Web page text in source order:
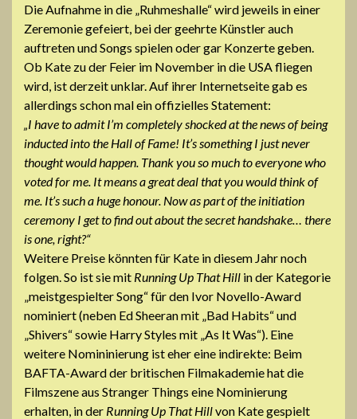
Die Aufnahme in die „Ruhmeshalle“ wird jeweils in einer
Zeremonie gefeiert, bei der geehrte Künstler auch
auftreten und Songs spielen oder gar Konzerte geben.
Ob Kate zu der Feier im November in die USA fliegen
wird, ist derzeit unklar. Auf ihrer Internetseite gab es
allerdings schon mal ein offizielles Statement:
„I have to admit I’m completely shocked at the news of being
inducted into the Hall of Fame! It’s something I just never
thought would happen. Thank you so much to everyone who
voted for me. It means a great deal that you would think of
me. It’s such a huge honour. Now as part of the initiation
ceremony I get to find out about the secret handshake… there
is one, right?“
Weitere Preise könnten für Kate in diesem Jahr noch
folgen. So ist sie mit Running Up That Hill in der Kategorie
„meistgespielter Song“ für den Ivor Novello-Award
nominiert (neben Ed Sheeran mit „Bad Habits“ und
„Shivers“ sowie Harry Styles mit „As It Was“). Eine
weitere Nomininierung ist eher eine indirekte: Beim
BAFTA-Award der britischen Filmakademie hat die
Filmszene aus Stranger Things eine Nominierung
erhalten, in der Running Up That Hillvon Kate gespielt